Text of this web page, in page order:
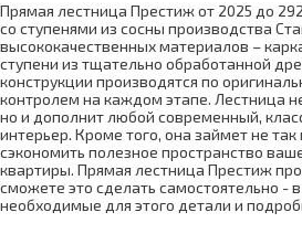
Прямая лестница Престиж от 2025 до
со ступенями из сосны производства
высококачественных материалов –
ступени из тщательно обработанной
конструкции производятся по
контролем на каждом этапе. Лестница
но и дополнит любой современный,
интерьер. Кроме того, она займет не
сэкономить полезное пространство
квартиры. Прямая лестница Престиж
сможете это сделать самостоятельно -
необходимые для этого детали и